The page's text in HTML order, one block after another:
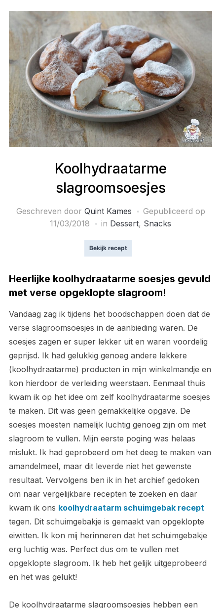
Koolhydraatarme
slagroomsoesjes
Geschreven door Quint Kames
Gepubliceerd op
11/03/2018
in Dessert, Snacks
Bekijk recept
Heerlijke koolhydraatarme soesjes gevuld
met verse opgeklopte slagroom!
Vandaag zag ik tijdens het boodschappen doen dat de
verse slagroomsoesjes in de aanbieding waren. De
soesjes zagen er super lekker uit en waren voordelig
geprijsd. Ik had gelukkig genoeg andere lekkere
(koolhydraatarme) producten in mijn winkelmandje en
kon hierdoor de verleiding weerstaan. Eenmaal thuis
kwam ik op het idee om zelf koolhydraatarme soesjes
te maken. Dit was geen gemakkelijke opgave. De
soesjes moesten namelijk luchtig genoeg zijn om met
slagroom te vullen. Mijn eerste poging was helaas
mislukt. Ik had geprobeerd om het deeg te maken van
amandelmeel, maar dit leverde niet het gewenste
resultaat. Vervolgens ben ik in het archief gedoken
om naar vergelijkbare recepten te zoeken en daar
kwam ik ons koolhydraatarm schuimgebak recept
tegen. Dit schuimgebakje is gemaakt van opgeklopte
eiwitten. Ik kon mij herinneren dat het schuimgebakje
erg luchtig was. Perfect dus om te vullen met
opgeklopte slagroom. Ik heb het gelijk uitgeprobeerd
en het was gelukt!
De koolhydraatarme slagroomsoesjes hebben een